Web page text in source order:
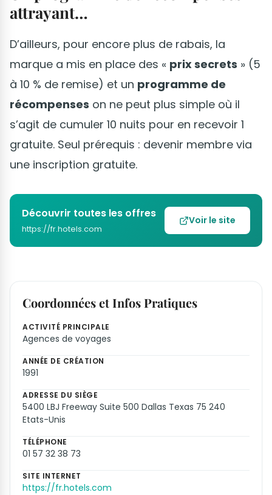
attrayant…
D’ailleurs, pour encore plus de rabais, la
marque a mis en place des « prix secrets » (5
à 10 % de remise) et un programme de
récompenses on ne peut plus simple où il
s’agit de cumuler 10 nuits pour en recevoir 1
gratuite. Seul prérequis : devenir membre via
une inscription gratuite.
Découvrir toutes les offres
https://fr.hotels.com
Voir le site
Coordonnées et Infos Pratiques
ACTIVITÉ PRINCIPALE
Agences de voyages
ANNÉE DE CRÉATION
1991
ADRESSE DU SIÈGE
5400 LBJ Freeway Suite 500 Dallas Texas 75 240
Etats-Unis
TÉLÉPHONE
01 57 32 38 73
SITE INTERNET
https://fr.hotels.com